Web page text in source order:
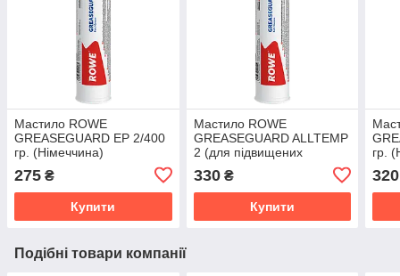
Мастило ROWE
GREASEGUARD EP 2/400
гр. (Німеччина)
275 ₴
Купити
Мастило ROWE
GREASEGUARD ALLTEMP
2 (для підвищених
(Німеччина)
330₴
Купити
гр.
320
Подібні товари компанії